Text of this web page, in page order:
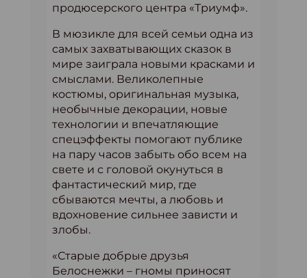
продюсерского центра «Триумф».
В мюзикле для всей семьи одна из
самых захватывающих сказок в
мире заиграла новыми красками и
смыслами. Великолепные
костюмы, оригинальная музыка,
необычные декорации, новые
технологии и впечатляющие
спецэффекты помогают публике
на пару часов забыть обо всем на
свете и с головой окунуться в
фантастический мир, где
сбываются мечты, а любовь и
вдохновение сильнее зависти и
злобы.
«Старые добрые друзья
Белоснежки – гномы приносят